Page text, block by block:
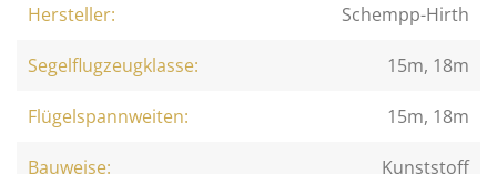
Hersteller: Schempp-Hirth
Segelflugzeugklasse: 15m, 18m
Flügelspannweiten: 15m, 18m
Bauweise: Kunststoff